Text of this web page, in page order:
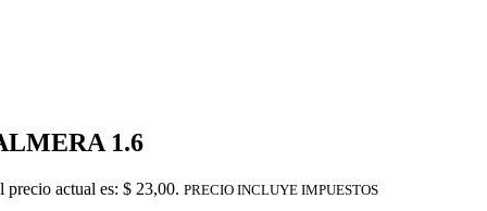
1.6
precio actual es: $ 23,00. PRECIO INCLUYE IMPUESTOS